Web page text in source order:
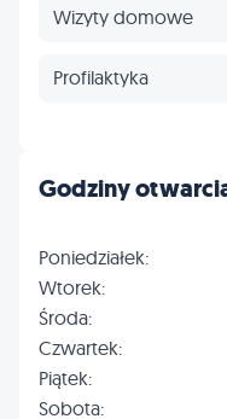
Wizyty domowe
Profilaktyka
Godziny
Poniedziałek:
Wtorek:
Środa:
Czwartek:
Piątek:
Sobota: